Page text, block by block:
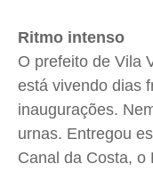
Ritmo intenso
O prefeito de Vila
está vivendo dias
inaugurações.
urnas. Entregou
Canal da Costa, o